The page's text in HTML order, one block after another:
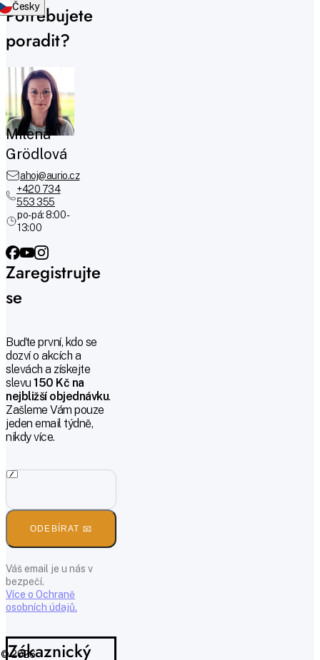
Potřebujete
poradit?
Milena
Grödlová
ahoj@aurio.cz
+420 734
553 355
po-pá: 8:00 -
13:00
Zákaznický
Zaregistrujte
se
Buďte první, kdo se
dozví o akcích a
slevách a získejte
slevu150 Kč na
nejbližší objednávku.
Zašleme Vám pouze
jeden email týdně,
nikdy více.
ODEBÍRAT 📧
Váš email je u nás v
bezpečí.
Více o Ochraně
osobních údajů.
© 2026
Česky